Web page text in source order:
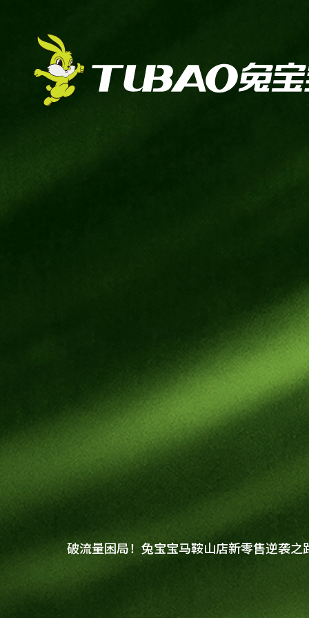
健康饰材
板材
胶粘材料
工装产品
健康家居
全屋定制
公司介绍
企业文化
门店查询
破流量困局！兔宝宝马鞍山店新零售逆袭之